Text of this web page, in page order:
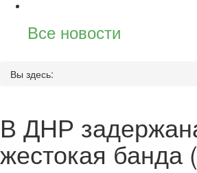
Все новости
Вы здесь:
В ДНР
жестокая банда